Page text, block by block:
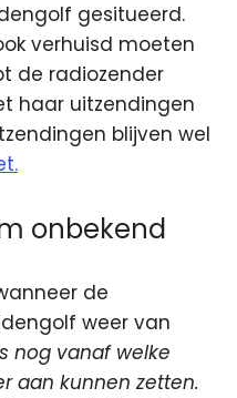
gesitueerd.
verhuisd moeten
de radiozender
haar uitzendingen
blijven wel
onbekend
de
weer van
nog vanaf welke
aan kunnen zetten.